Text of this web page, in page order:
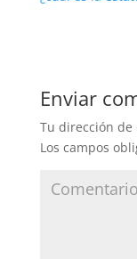
Enviar
Tu dirección
Los campos